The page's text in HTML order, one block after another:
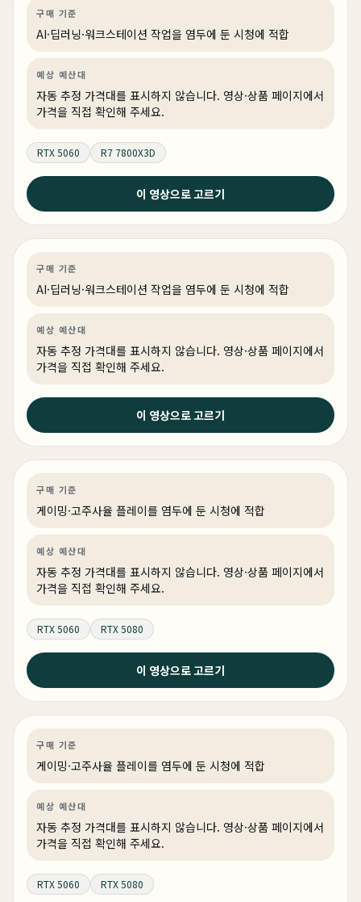
AI·딥러닝
구매 기준
AI·딥러닝·워크스테이션 작업을 염두에 둔 시청에 적합
예상 예산대
자동 추정 가격대를 표시하지 않습니다. 영상·상품 페이지에서
가격을 직접 확인해 주세요.
RTX 5060 R7 7800X3D
이 영상으로 고르기
AI·딥러닝
2026년 6월 23일
3억짜리 AI 서버 만들기
구매 기준
AI·딥러닝·워크스테이션 작업을 염두에 둔 시청에 적합
예상 예산대
자동 추정 가격대를 표시하지 않습니다. 영상·상품 페이지에서
가격을 직접 확인해 주세요.
이 영상으로 고르기
2026년 6월 23일
내컴퓨터 그래도 PC방보다는 좋아야 하지 않을까요 ? #월
간견적 #gamingpc #PC추천
구매 기준
게이밍·고주사율 플레이를 염두에 둔 시청에 적합
예상 예산대
자동 추정 가격대를 표시하지 않습니다. 영상·상품 페이지에서
가격을 직접 확인해 주세요.
RTX 5060 RTX 5080
이 영상으로 고르기
2026년 6월 22일
2026 상반기 게이밍 컴퓨터의 기준 디자인부터 성능까지
완벽!
구매 기준
게이밍·고주사율 플레이를 염두에 둔 시청에 적합
예상 예산대
자동 추정 가격대를 표시하지 않습니다. 영상·상품 페이지에서
가격을 직접 확인해 주세요.
RTX 5060 RTX 5080